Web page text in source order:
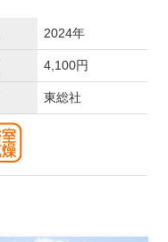
2024年
4,100円
東総社